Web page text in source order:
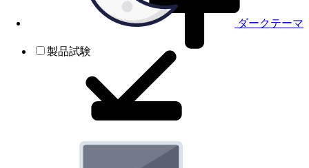
ダークテーマ
製品試験